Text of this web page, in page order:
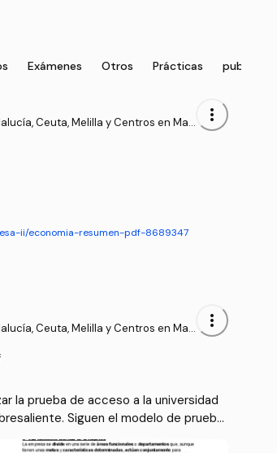
Exámenes Otros Prácticas publication
Ceuta, Melilla y Centros en Mar
more_vert
ii/economia-resumen-pdf-8689347
Ceuta, Melilla y Centros en Mar
more_vert
la prueba de acceso a la universidad
Siguen el modelo de prueba